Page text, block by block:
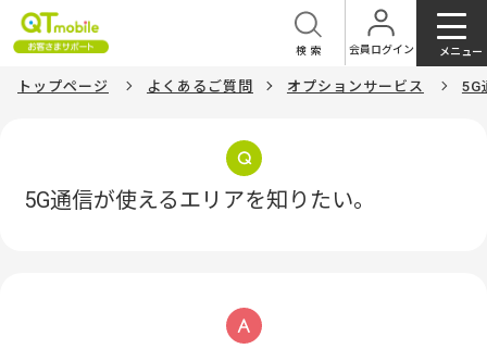
会員ログイン
検索 メニュー
トップページ よくあるご質問 オプションサービス 5G
5G通信が使えるエリアを知りたい。